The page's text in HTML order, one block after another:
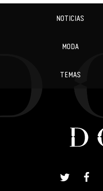
NOTICIAS
MODA
TEMAS